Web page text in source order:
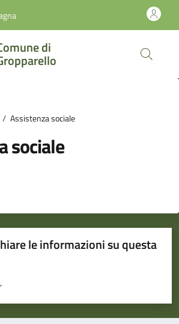
di
/ Assistenza sociale
sociale
le informazioni su questa
pagina
5 stelle su 5
stelle su 5
su 5
su 5